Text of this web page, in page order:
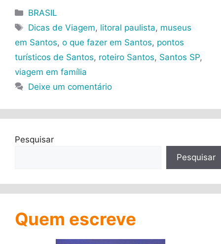
Categorias
BRASIL
Tags
Dicas de Viagem, litoral paulista, museus
em Santos, o que fazer em Santos, pontos
turísticos de Santos, roteiro Santos, Santos SP,
viagem em família
Deixe um comentário
Pesquisar
Pesquisar
Quem escreve